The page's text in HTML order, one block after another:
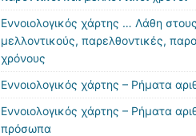
Εννοιολογικός χάρτης … Λάθη στους
μελλοντικούς, παρελθοντικές,
χρόνους
Εννοιολογικός χάρτης – Ρήματα
Εννοιολογικός χάρτης – Ρήματα
πρόσωπα